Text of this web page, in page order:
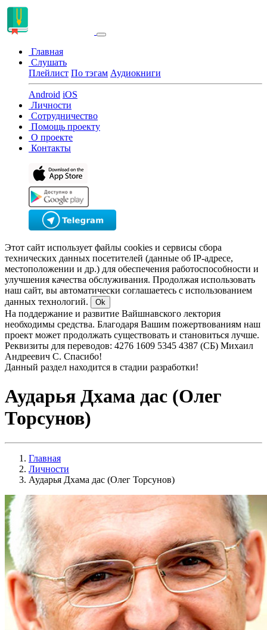
Главная
Слушать
Плейлист По тэгам Аудиокниги
Android iOS
Личности
Сотрудничество
Помощь проекту
О проекте
Контакты
Этот сайт использует файлы cookies и сервисы сбора
технических данных посетителей (данные об IP-адресе,
местоположении и др.) для обеспечения работоспособности и
улучшения качества обслуживания. Продолжая использовать
наш сайт, вы автоматически соглашаетесь с использованием
данных технологий.
Ok
На поддержание и развитие Вайшнавского лектория
необходимы средства. Благодаря Вашим пожертвованиям наш
проект может продолжать существовать и становиться лучше.
Реквизиты для переводов: 4276 1609 5345 4387 (СБ) Михаил
Андреевич С. Спасибо!
Данный раздел находится в стадии разработки!
Аударья Дхама дас (Олег
Торсунов)
Главная
Личности
Аударья Дхама дас (Олег Торсунов)